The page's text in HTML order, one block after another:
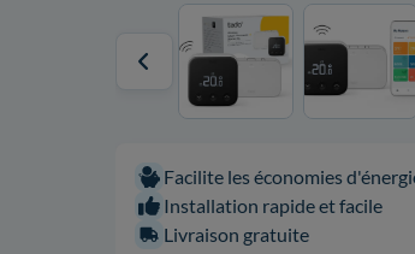
Facilite les économies
Installation rapide et facile
Livraison gratuite